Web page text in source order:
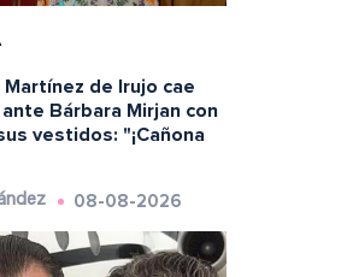
Martínez de Irujo cae
Bárbara Mirjan con
vestidos: "¡Cañona
08-08-2026